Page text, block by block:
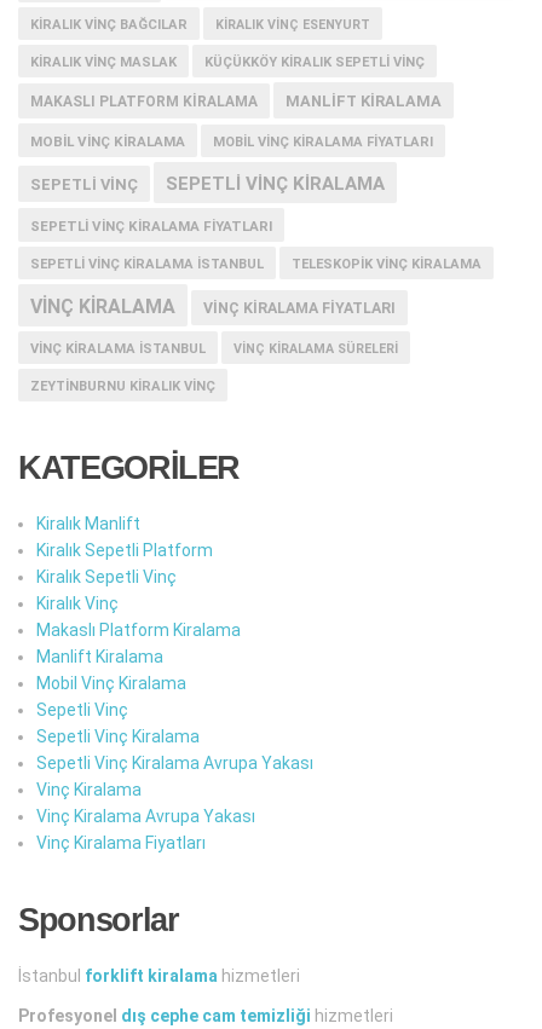
KIRALIK VINÇ BAĞCILAR KIRALIK VINÇ ESENYURT
KIRALIK VINÇ MASLAK KÜÇÜKKÖY KIRALIK SEPETLI VINÇ
MAKASLI PLATFORM KIRALAMA MANLIFT KIRALAMA
MOBIL VINÇ KIRALAMA MOBIL VINÇ KIRALAMA FIYATLARI
SEPETLI VINÇ SEPETLI VINÇ KIRALAMA
SEPETLI VINÇ KIRALAMA FIYATLARI
SEPETLI VINÇ KIRALAMA İSTANBUL TELESKOPIK VINÇ KIRALAMA
VINÇ KIRALAMA VINÇ KIRALAMA FIYATLARI
VINÇ KIRALAMA ISTANBUL VINÇ KIRALAMA SÜRELERI
ZEYTINBURNU KIRALIK VINÇ
KATEGORİLER
Kiralık Manlift
Kiralık Sepetli Platform
Kiralık Sepetli Vinç
Kiralık Vinç
Makaslı Platform Kiralama
Manlift Kiralama
Mobil Vinç Kiralama
Sepetli Vinç
Sepetli Vinç Kiralama
Sepetli Vinç Kiralama Avrupa Yakası
Vinç Kiralama
Vinç Kiralama Avrupa Yakası
Vinç Kiralama Fiyatları
Sponsorlar
İstanbul forklift kiralama hizmetleri
Profesyonel dış cephe cam temizliği hizmetleri